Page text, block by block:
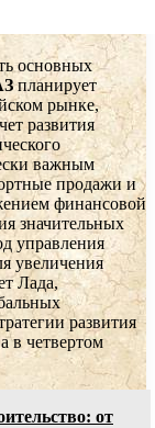
основных
планирует
рынке,
развития
важным
продажи и
финансовой
значительных
управления
увеличения
Лада,
развития
в четвертом
от